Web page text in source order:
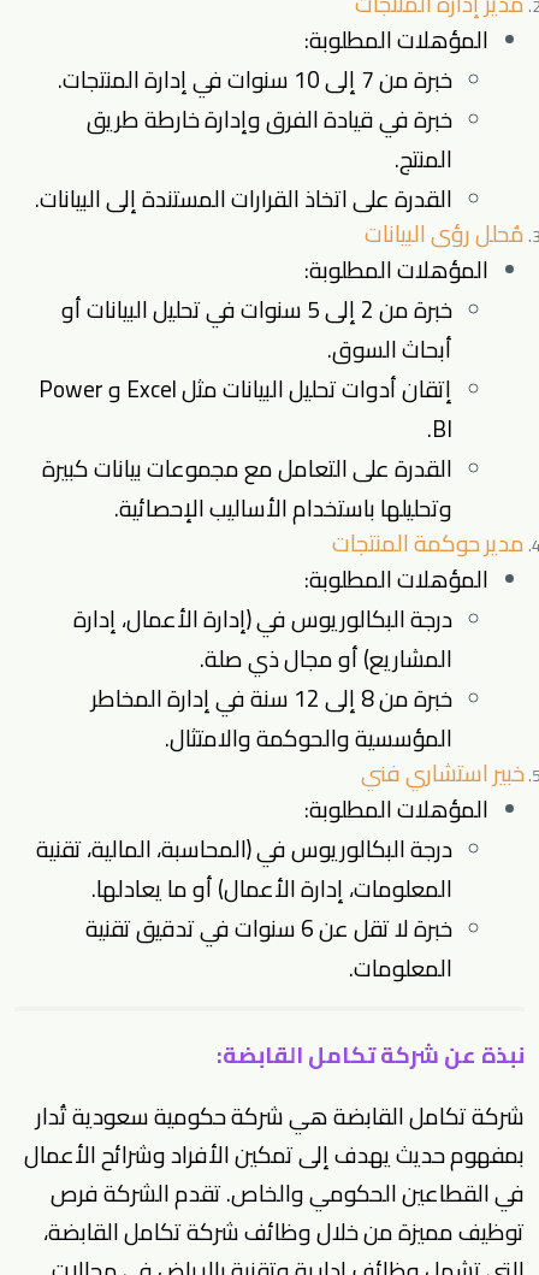
المؤهلات المطلوبة:
خبرة من 7 إلى 10 سنوات في إدارة المنتجات.
خبرة في قيادة الفرق وإدارة خارطة طريق
المنتج.
القدرة على اتخاذ القرارات المستندة إلى البيانات.
مُحلل رؤى البيانات
المؤهلات المطلوبة:
خبرة من 2 إلى 5 سنوات في تحليل البيانات أو
أبحاث السوق.
إتقان أدوات تحليل البيانات مثل Excel و Power
BI.
القدرة على التعامل مع مجموعات بيانات كبيرة
وتحليلها باستخدام الأساليب الإحصائية.
مدير حوكمة المنتجات
المؤهلات المطلوبة:
درجة البكالوريوس في (إدارة الأعمال، إدارة
المشاريع) أو مجال ذي صلة.
خبرة من 8 إلى 12 سنة في إدارة المخاطر
المؤسسية والحوكمة والامتثال.
خبير استشاري فني
المؤهلات المطلوبة:
درجة البكالوريوس في (المحاسبة، المالية، تقنية
المعلومات، إدارة الأعمال) أو ما يعادلها.
خبرة لا تقل عن 6 سنوات في تدقيق تقنية
المعلومات.
نبذة عن شركة تكامل القابضة:
شركة تكامل القابضة هي شركة حكومية سعودية تُدار
بمفهوم حديث يهدف إلى تمكين الأفراد وشرائح الأعمال
في القطاعين الحكومي والخاص. تقدم الشركةفرص
توظيفمميزة من خلال وظائف شركة تكامل القابضة،